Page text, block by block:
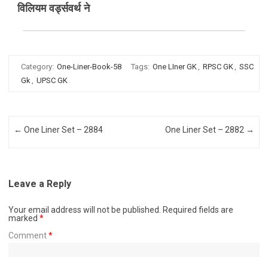
विलियम वर्ड्सवर्थ ने
Category: One-Liner-Book-58 Tags: One LIner GK, RPSC GK, SSC
Gk, UPSC GK
Post navigation
← One Liner Set – 2884 One Liner Set – 2882 →
Leave a Reply
Your email address will not be published.
Required fields are
marked *
Comment*